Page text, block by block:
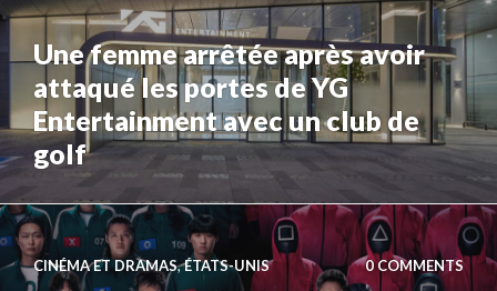
Une femme arrêtée après avoir
attaqué les portes de YG
Entertainment avec un club de
golf
CINÉMA ET DRAMAS,ÉTATS-UNIS 0 COMMENTS